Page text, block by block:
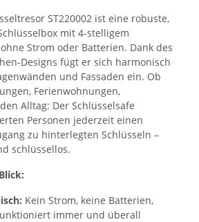
ST220002 ist eine robuste,
mit 4-stelligem
Strom oder Batterien. Dank des
Designs fügt er sich harmonisch
und Fassaden ein. Ob
Ferienwohnungen,
Alltag: Der Schlüsselsafe
Personen jederzeit einen
zu hinterlegten Schlüsseln –
schlüssellos.
Kein Strom, keine Batterien,
immer und überall